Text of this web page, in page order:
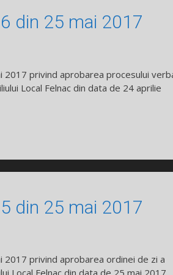
din 25 mai 2017
2017 privind aprobarea procesului
Local Felnac din data de 24 aprilie
din 25 mai 2017
2017 privind aprobarea ordinei de zi a